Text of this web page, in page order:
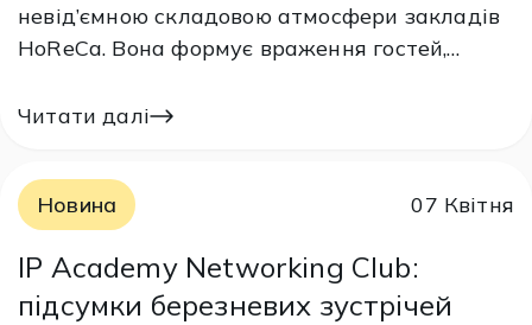
невід’ємною складовою атмосфери закладів
HoReCa. Вона формує враження гостей,
унікальний досвід перебування в ресторані,
музики пов’язане з правовими аспектами, які
часто залишаються поза увагою…
Читати далі
Новина 07 Квітня
IP Academy Networking Club:
підсумки березневих зустрічей